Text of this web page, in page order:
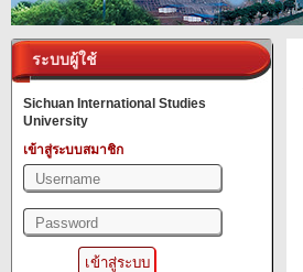
ระบบผู้ใช้
Sichuan International Studies
University
เข้าสู่ระบบสมาชิก